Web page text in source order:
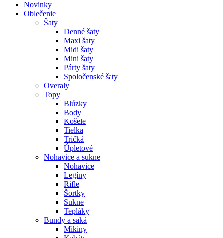
Novinky
Oblečenie
Šaty
Denné šaty
Maxi šaty
Midi šaty
Mini šaty
Párty šaty
Spoločenské šaty
Overaly
Topy
Blúzky
Body
Košele
Tielka
Tričká
Úpletové
Nohavice a sukne
Nohavice
Legíny
Rifle
Šortky
Sukne
Tepláky
Bundy a saká
Mikiny